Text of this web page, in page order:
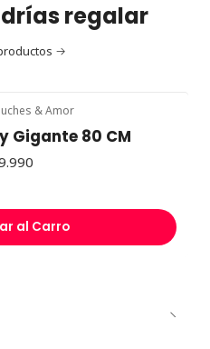
regalar
& Amor
Gigante 80 CM
al Carro